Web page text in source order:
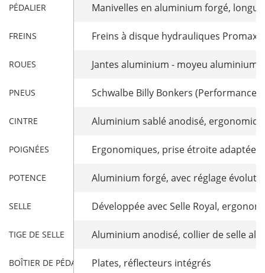
PÉDALIER Manivelles en aluminium forgé,
FREINS Freins à disque hydrauliques Promax
ROUES Jantes aluminium - moyeu aluminium
PNEUS Schwalbe Billy Bonkers (Performance
CINTRE Aluminium sablé anodisé,
POIGNÉES Ergonomiques, prise étroite adaptée
POTENCE Aluminium forgé, avec réglage évolutif
SELLE Développée avec Selle Royal,
TIGE DE SELLE Aluminium anodisé, collier de selle
BOÎTIER DE PÉDALIERPlates, réflecteurs intégrés